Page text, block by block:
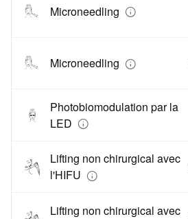
Microneedling
Microneedling
Photobiomodulation par la
LED
Lifting non chirurgical avec
l'HIFU
Lifting non chirurgical avec